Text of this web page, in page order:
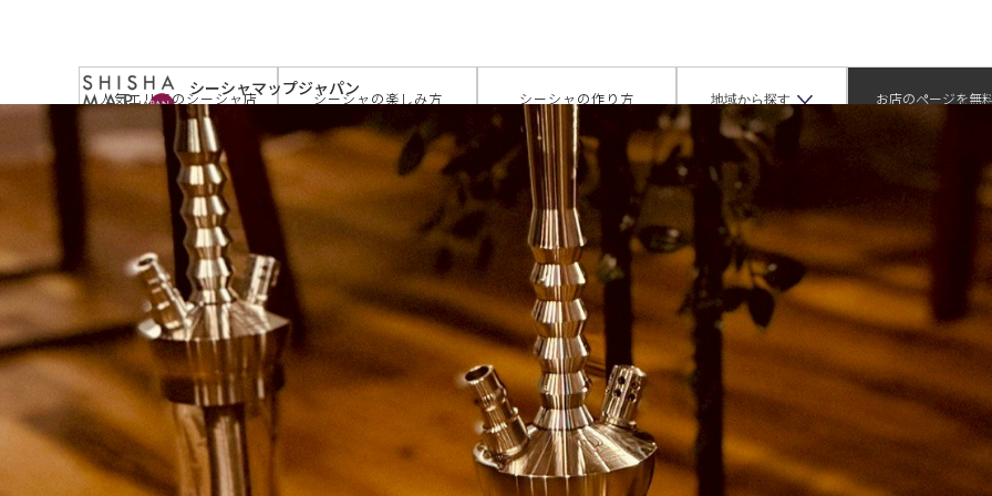
シーシャマップジャパン
by JAPAN SHISHA TIMES
人気エリアのシーシャ店 シーシャの楽しみ方 シーシャの作り方 地域から探す お店のページを無
サイトトップ > お店を探す > シーシャバー IORI 学芸大学駅 徒歩1分（イオリ）